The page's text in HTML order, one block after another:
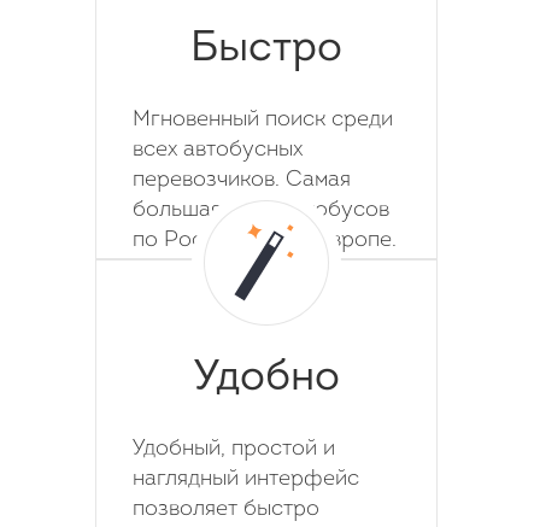
Быстро
Мгновенный поиск среди
всех автобусных
перевозчиков. Самая
большая база автобусов
по России, СНГ и Европе.
Удобно
Удобный, простой и
наглядный интерфейс
позволяет быстро